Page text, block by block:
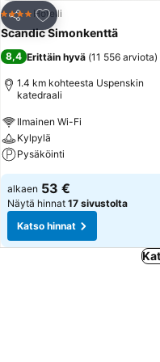
Jaa
Lisää suosikkeihin
4 Tähtiluokitus
Hotelli
Scandic Simonkenttä
8,4 Erittäin hyvä (11 556 arviota)
1.4 km kohteesta Uspenskin
katedraali
Ilmainen Wi-Fi
Kylpylä
Pysäköinti
alkaen 53 €
Näytä hinnat 17 sivustolta
Katso hinnat